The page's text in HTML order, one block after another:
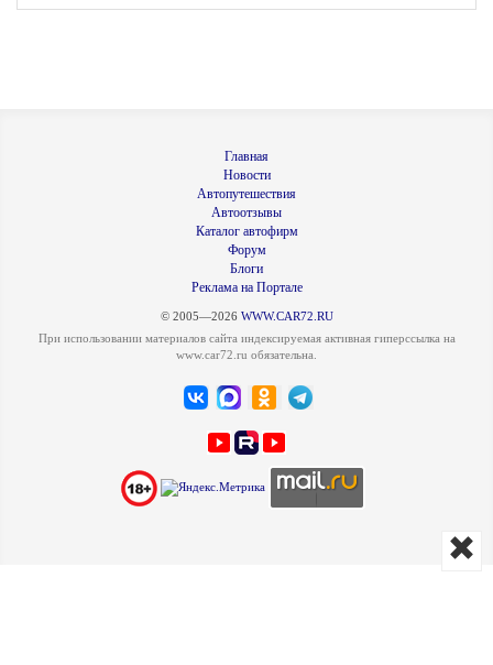
Главная
Новости
Автопутешествия
Автоотзывы
Каталог автофирм
Форум
Блоги
Реклама на Портале
© 2005—2026 WWW.CAR72.RU
При использовании материалов сайта индексируемая активная гиперссылка на
www.car72.ru обязательна.